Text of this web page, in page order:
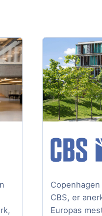
CBS, er
Europas